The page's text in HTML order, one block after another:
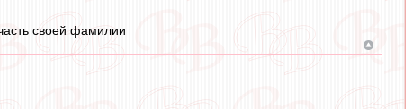
своей фамилии